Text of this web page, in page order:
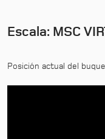
Escala: MSC
Posición actual del